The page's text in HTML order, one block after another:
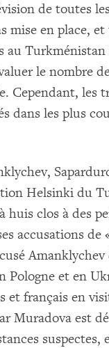
de toutes
mise en place,
Turkménistan
le nombre
Cependant, les
dans les plus
Helsinki du
huis clos à des
accusations de
Pologne et en
et français en
Muradova est